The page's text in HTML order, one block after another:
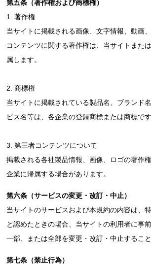
第五条（著作権および商標権）
1. 著作権
当サイトに掲載される画像、文字情報、動画
コンテンツに関する著作権は、当サイトまた
属します。
2. 商標権
当サイトに掲載されている製品名、ブランド
ビス名等は、各企業の登録商標または商標です
3. 第三者コンテンツについて
掲載される各社製品情報、画像、ロゴの著作
企業に帰属する場合があります。
第六条（サービスの変更・改訂・中止）
当サイトのサービスおよび本規約の内容は、
と認めたときの場合、当サイトの利用者に事
一部、または全部を変更・改訂・中止すること
第七条（禁止行為）